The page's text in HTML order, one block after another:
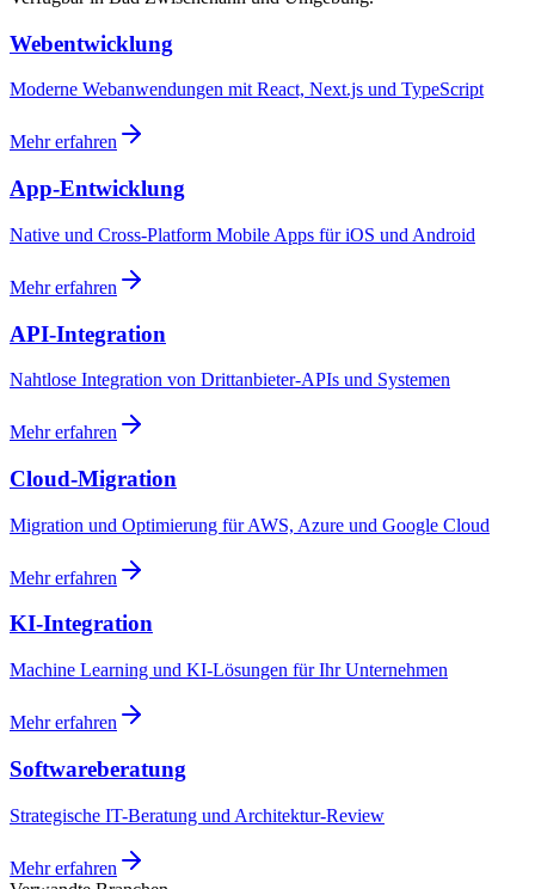
Webentwicklung
Moderne Webanwendungen mit React, Next.js und TypeScript
Mehr erfahren
App-Entwicklung
Native und Cross-Platform Mobile Apps für iOS und Android
Mehr erfahren
API-Integration
Nahtlose Integration von Drittanbieter-APIs und Systemen
Mehr erfahren
Cloud-Migration
Migration und Optimierung für AWS, Azure und Google Cloud
Mehr erfahren
KI-Integration
Machine Learning und KI-Lösungen für Ihr Unternehmen
Mehr erfahren
Softwareberatung
Strategische IT-Beratung und Architektur-Review
Mehr erfahren